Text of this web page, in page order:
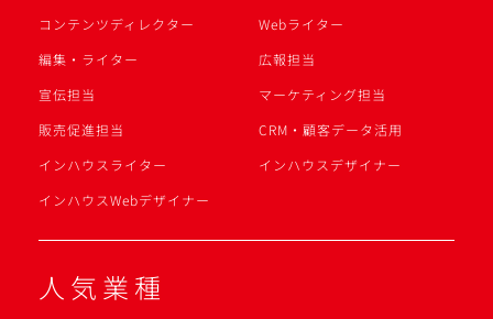
コンテンツディレクター
Webライター
編集・ライター
広報担当
宣伝担当
マーケティング担当
販売促進担当
CRM・顧客データ活用
インハウスライター
インハウスデザイナー
インハウスWebデザイナー
人気業種